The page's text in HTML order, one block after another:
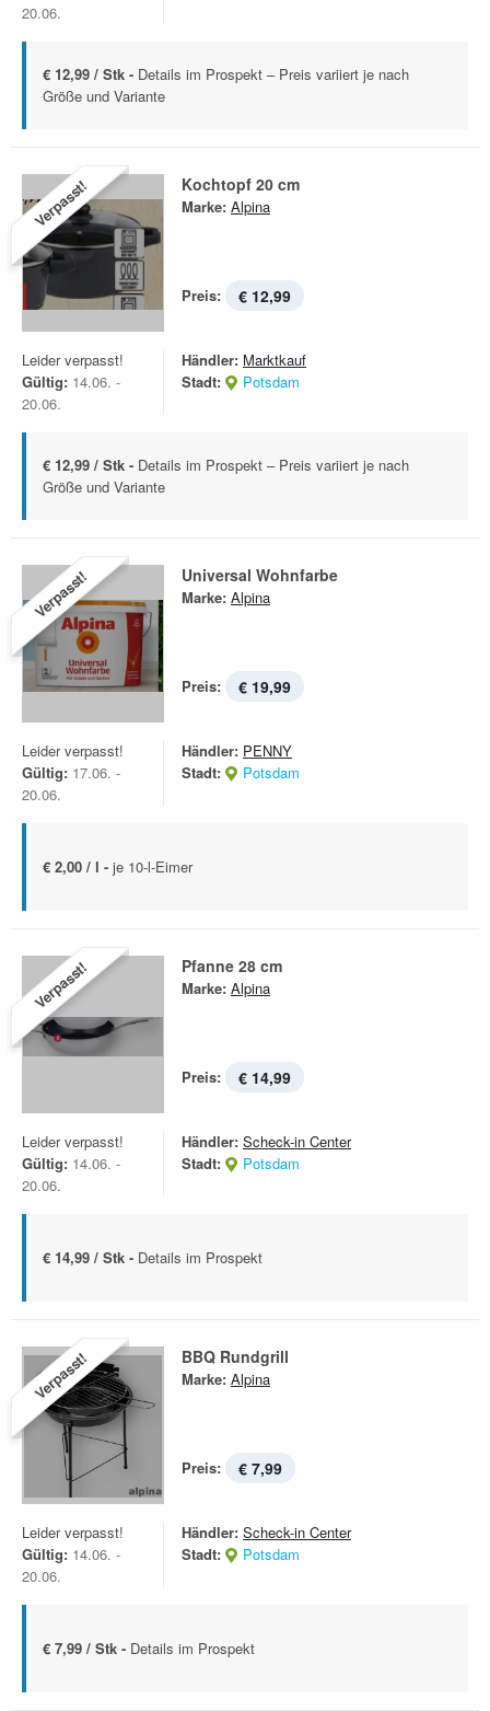
20.06.
€ 12,99 / Stk - Details im Prospekt – Preis variiert je nach
Größe und Variante
Verpasst! Kochtopf 20 cm
Marke: Alpina
Preis: € 12,99
Leider verpasst!
Gültig: 14.06. -
20.06.
Händler: Marktkauf
Stadt:
Potsdam
€ 12,99 / Stk - Details im Prospekt – Preis variiert je nach
Größe und Variante
Verpasst! Universal Wohnfarbe
Marke: Alpina
Preis: € 19,99
Leider verpasst!
Gültig: 17.06. -
20.06.
Händler: PENNY
Stadt:
Potsdam
€ 2,00 / l - je 10-l-Eimer
Verpasst! Pfanne 28 cm
Marke: Alpina
Preis: € 14,99
Leider verpasst!
Gültig: 14.06. -
20.06.
Händler: Scheck-in Center
Stadt:
Potsdam
€ 14,99 / Stk - Details im Prospekt
Verpasst! BBQ Rundgrill
Marke: Alpina
Preis: € 7,99
Leider verpasst!
Gültig: 14.06. -
20.06.
Händler: Scheck-in Center
Stadt:
Potsdam
€ 7,99 / Stk - Details im Prospekt